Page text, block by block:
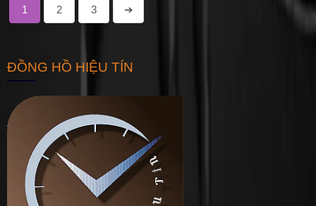
1 2 3 ➔
ĐỒNG HỒ HIỆU TÍN